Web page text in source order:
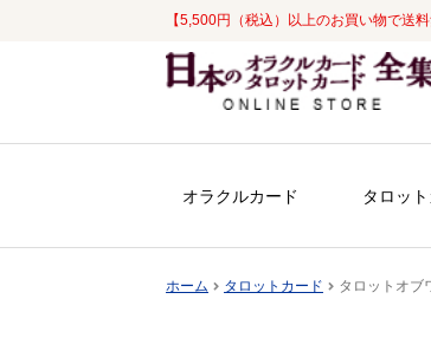
【5,500円（税込）以上のお買い物で送
ナ
ビ
ン
コ
ン
ス
オラクルカード タロッ
ホーム タロットカード タロットオブ